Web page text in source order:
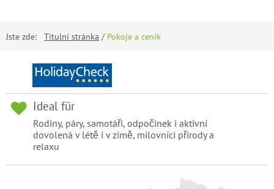
Jste zde: Titulní stránka / Pokoje a ceník
Ideal für
Rodiny, páry, samotáři, odpočinek i aktivní
dovolená v létě i v zimě, milovníci přírody a
relaxu